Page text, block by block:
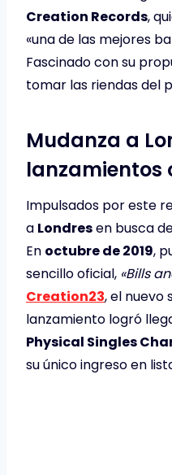
Creation Records,
«una de las mejores
Fascinado con su
tomar las riendas del
Mudanza a
lanzamientos
Impulsados por este
a Londresen busca
En octubre de 2019,
sencillo oficial, «Bills
Creation23, el nuevo
lanzamiento logró
Physical Singles
su único ingreso en